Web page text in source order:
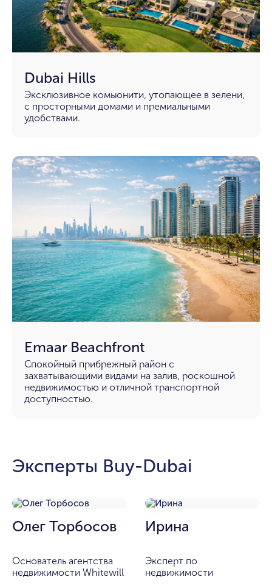
Dubai Hills
Эксклюзивное комьюнити, утопающее в зелени,
с просторными домами и премиальными
удобствами.
Emaar Beachfront
Спокойный прибрежный район с
захватывающими видами на залив, роскошной
недвижимостью и отличной транспортной
доступностью.
Эксперты Buy-Dubai
Олег Торбосов
Основатель агентства
недвижимости Whitewill
Ирина
Эксперт по
недвижимости